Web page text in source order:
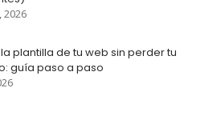
2026
plantilla de tu web sin perder tu
guía paso a paso